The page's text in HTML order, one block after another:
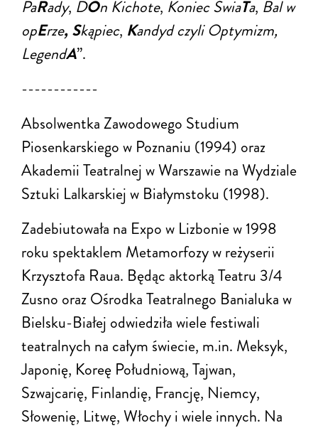
PaRady, DOn Kichote, Koniec ŚwiaTa, Bal w
opErze, Skąpiec, Kandyd czyli Optymizm,
LegendA”.
------------
Absolwentka Zawodowego Studium
Piosenkarskiego w Poznaniu (1994) oraz
Akademii Teatralnej w Warszawie na Wydziale
Sztuki Lalkarskiej w Białymstoku (1998).
Zadebiutowała na Expo w Lizbonie w 1998
roku spektaklem Metamorfozy w reżyserii
Krzysztofa Raua. Będąc aktorką Teatru 3/4
Zusno oraz Ośrodka Teatralnego Banialuka w
Bielsku-Białej odwiedziła wiele festiwali
teatralnych na całym świecie, m.in. Meksyk,
Japonię, Koreę Południową, Tajwan,
Szwajcarię, Finlandię, Francję, Niemcy,
Słowenię, Litwę, Włochy i wiele innych. Na